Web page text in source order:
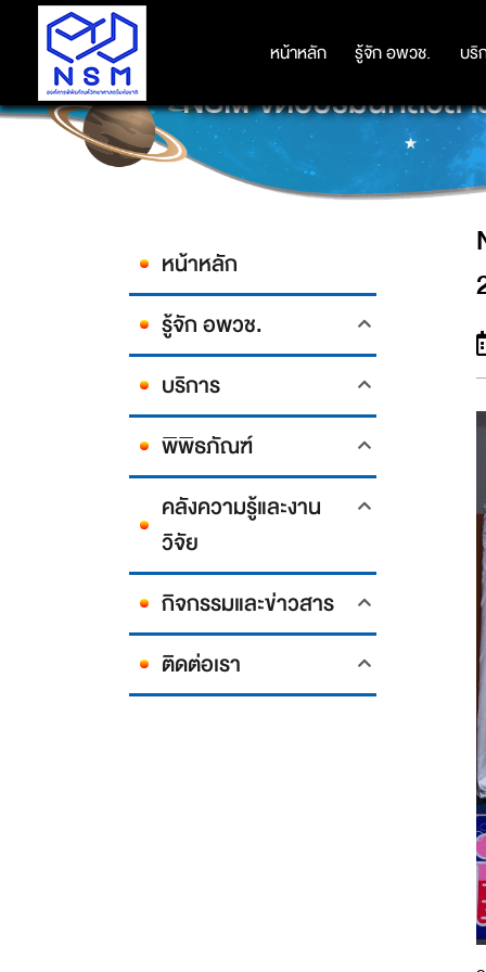
หน้าหลัก รู้จัก อพวช. บริ
หน้าหลัก รู้จัก อพวช. บริ
NSM จัดอบรมนักสื่อสา
หน้าหลัก
รู้จัก อพวช.
บริการ
พิพิธภัณฑ์
คลังความรู้และงาน
วิจัย
กิจกรรมและข่าวสาร
ติดต่อเรา